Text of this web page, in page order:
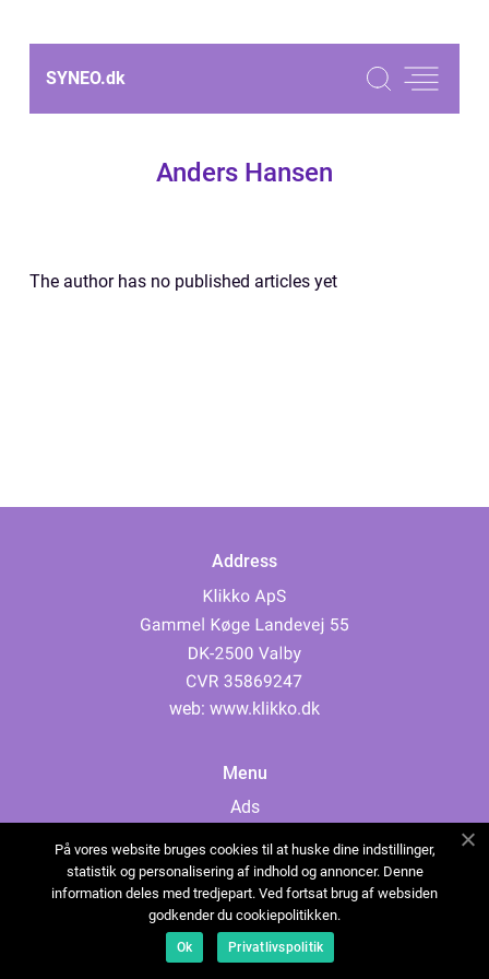
SYNEO.dk
Anders Hansen
The author has no published articles yet
Address
web: www.klikko.dk
Menu
Ads
Cookies
Contact
Sitemap
På vores website bruges cookies til at huske dine indstillinger,
statistik og personalisering af indhold og annoncer. Denne
information deles med tredjepart. Ved fortsat brug af websiden
godkender du cookiepolitikken.
Ok Privatlivspolitik